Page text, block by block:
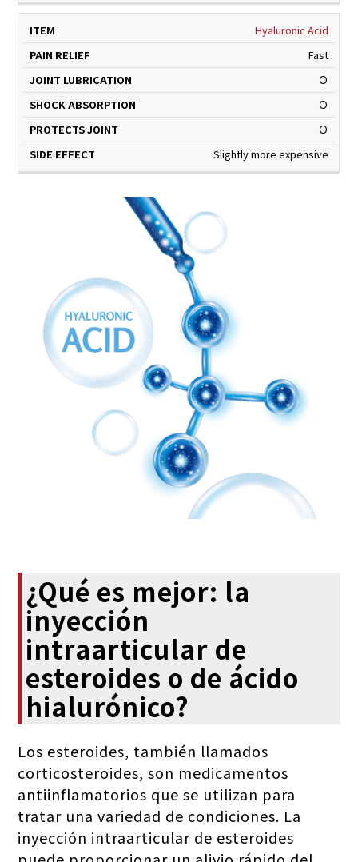
Hyaluronic Acid
Fast
Ｏ
Ｏ
Ｏ
Slightly more expensive
¿Qué es mejor: la
inyección
intraarticular de
esteroides o de ácido
hialurónico?
Los esteroides, también llamados
corticosteroides, son medicamentos
antiinflamatorios que se utilizan para
tratar una variedad de condiciones. La
inyección intraarticular de esteroides